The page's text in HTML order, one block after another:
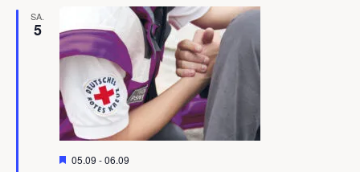
SA.
5
Hervorgehoben
05.09 -06.09